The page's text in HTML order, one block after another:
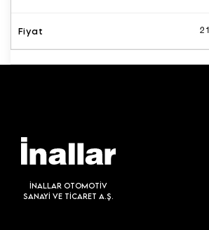
İNALLAR OTOMOTİV
SANAYİ VE TİCARET A.Ş.